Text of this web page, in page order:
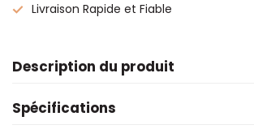
Livraison Rapide et Fiable
Description du produit
Spécifications